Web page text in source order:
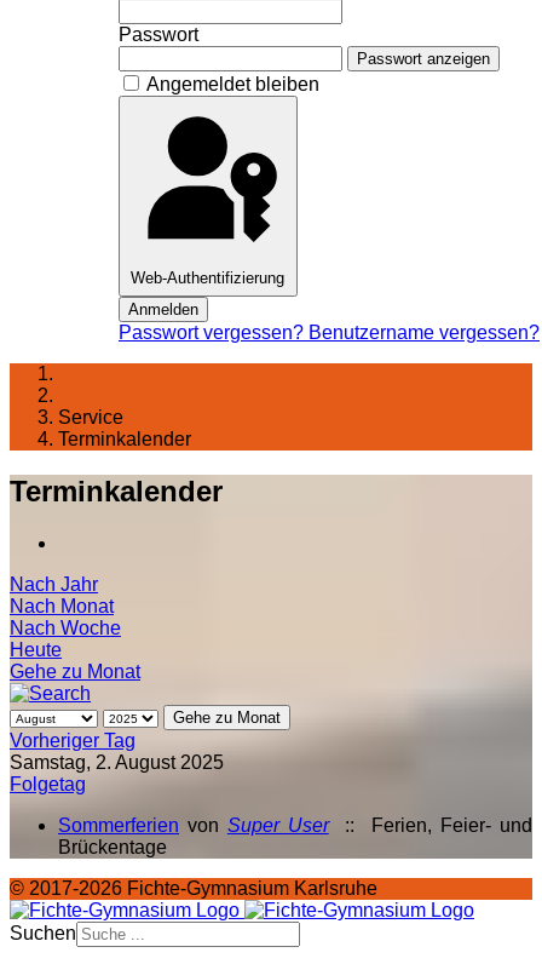
Passwort
Passwort anzeigen
Angemeldet bleiben
Web-Authentifizierung
Anmelden
Passwort vergessen? Benutzername vergessen?
Service
Terminkalender
Terminkalender
Nach Jahr
Nach Monat
Nach Woche
Heute
Gehe zu Monat
Gehe zu Monat
Vorheriger Tag
Samstag, 2. August 2025
Folgetag
Sommerferien von Super User:: Ferien, Feier- und
Brückentage
© 2017-2026 Fichte-Gymnasium Karlsruhe
Suchen